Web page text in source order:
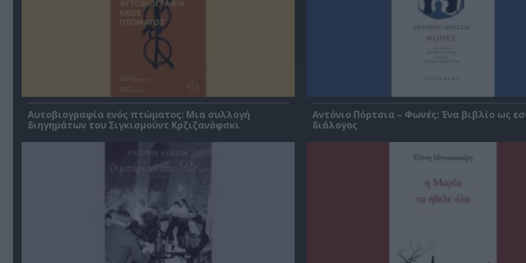
Αυτοβιογραφία ενός πτώματος: Μια συλλογή
διηγημάτων του Σιγκισμούντ Κρζιζανόφσκι
Αντόνιο Πόρτσια – Φωνές: Ένα βιβλίο ως
διάλογος